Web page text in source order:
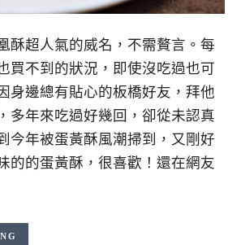
酥超人氣的威名，不需贅言。每
買不到的狀況，即使沒吃過也可
身邊總有貼心的板橋好友，拜他
多年來吃過好幾回，卻從未認真
今年被蛋黃酥風潮掃到，又剛好
的的蛋黃酥，很喜歡！還在網友